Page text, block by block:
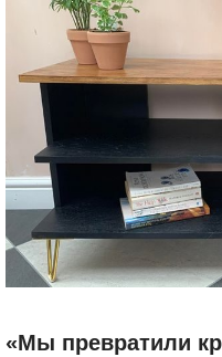
«Мы превратили